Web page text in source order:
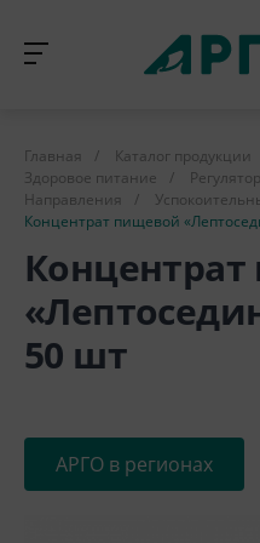
Главная / Каталог продукции
Здоровое питание
/
Направления
/
Концентрат пищевой
50 шт
АРГО в регионах